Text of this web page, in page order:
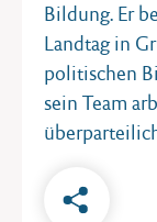
Bildung. Er
Landtag in
politischen
sein Team